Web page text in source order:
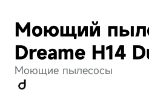
Беспроводные
пылесосы
Моющие
пылесосы
Моющий
Dreame H14
Моющие пылесосы